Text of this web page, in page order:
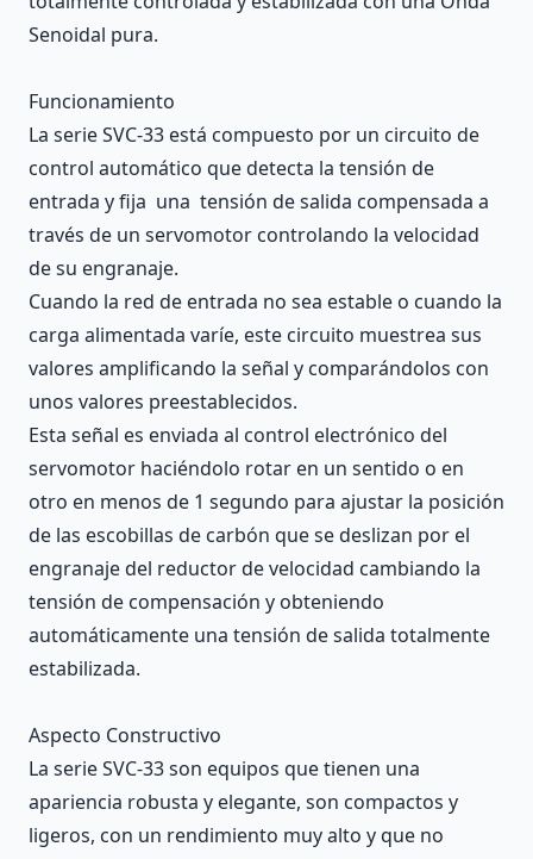
Senoidal pura.
Funcionamiento
La serie SVC-33 está compuesto por un circuito de
control automático que detecta la tensión de
entrada y fija una tensión de salida compensada a
través de un servomotor controlando la velocidad
de su engranaje.
Cuando la red de entrada no sea estable o cuando la
carga alimentada varíe, este circuito muestrea sus
valores amplificando la señal y comparándolos con
unos valores preestablecidos.
Esta señal es enviada al control electrónico del
servomotor haciéndolo rotar en un sentido o en
otro en menos de 1 segundo para ajustar la posición
de las escobillas de carbón que se deslizan por el
engranaje del reductor de velocidad cambiando la
tensión de compensación y obteniendo
automáticamente una tensión de salida totalmente
estabilizada.
Aspecto Constructivo
La serie SVC-33 son equipos que tienen una
apariencia robusta y elegante, son compactos y
ligeros, con un rendimiento muy alto y que no